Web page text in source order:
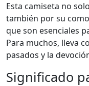
Esta camiseta no
también por su
que son esenciales
Para muchos, lleva
pasados y la
Significado